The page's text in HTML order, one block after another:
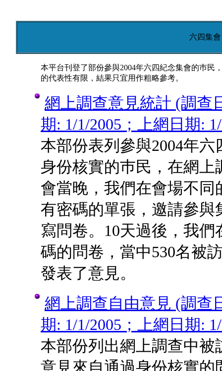
六四集會
本平台刊登了部份參與2004年六四紀念集會的巿民
的代表性有限，結果只宜用作粗略參考。
網上調查意見統計 (調查
期: 1/1/2005；上網日期:
本部份表列參與2004年
身份核實的巿民，在網
會當晚，我們在會場不同
有密碼的單張，邀請參
寫問卷。10天過後，我們
碼的問卷，當中530名被
發表了意見。
網上調查自由意見 (調查
期: 1/1/2005；上網日期:
本部份列出網上調查中
意見來自通過身份核實